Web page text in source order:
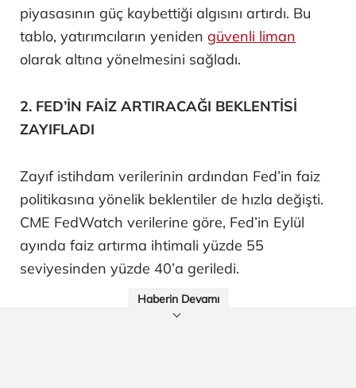
piyasasının güç kaybettiği algısını artırdı. Bu
tablo, yatırımcıların yeniden güvenli liman
olarak altına yönelmesini sağladı.
2. FED’İN FAİZ ARTIRACAĞI BEKLENTİSİ
ZAYIFLADI
Zayıf istihdam verilerinin ardından Fed’in faiz
politikasına yönelik beklentiler de hızla değişti.
CME FedWatch verilerine göre, Fed’in Eylül
ayında faiz artırma ihtimali yüzde 55
seviyesinden yüzde 40’a geriledi.
Haberin Devamı